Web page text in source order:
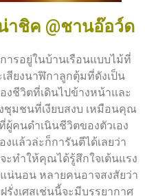
าชิค @ชานอ๊อว์ด
ยู่ในบ้านเรือนแบบไม้ที่
สียงนาฬิกาลูกตุ้มที่ดังเป็น
ชีวิตที่เดินไปข้างหน้าและ
ชุมชนที่เงียบสงบ เหมือนคุณ
คนดำเนินชีวิตของตัวเอง
งแล้วล่ะก็การันตีได้เลยว่า
ะทำให้คุณได้รู้สึกใจเต้นแรง
น่นอน หลายคนอาจสงสัยว่า
งเศสเช่นนี้จะมีบรรยากาศ